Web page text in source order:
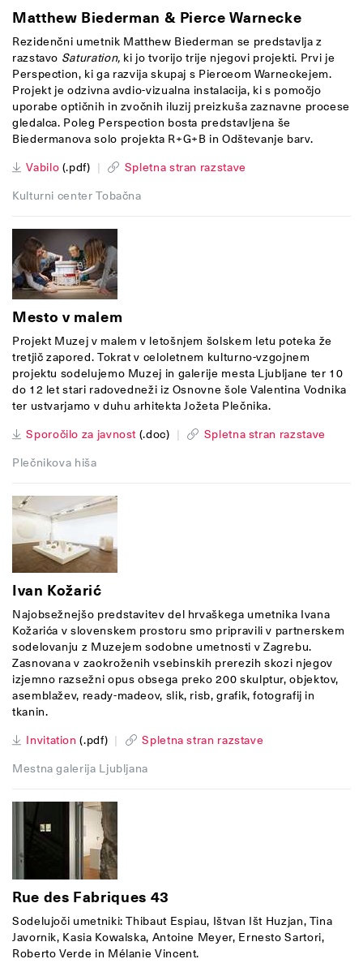
Matthew Biederman & Pierce Warnecke
Rezidenčni umetnik Matthew Biederman se predstavlja z
razstavo Saturation, ki jo tvorijo trije njegovi projekti. Prvi je
Perspection, ki ga razvija skupaj s Pierceom Warneckejem.
Projekt je odzivna avdio-vizualna instalacija, ki s pomočjo
uporabe optičnih in zvočnih iluzij preizkuša zaznavne procese
gledalca. Poleg Perspection bosta predstavljena še
Biedermanova solo projekta R+G+B in Odštevanje barv.
Vabilo (.pdf) |
Spletna stran razstave
Kulturni center Tobačna
Mesto v malem
Projekt Muzej v malem v letošnjem šolskem letu poteka že
tretjič zapored. Tokrat v celoletnem kulturno-vzgojnem
projektu sodelujemo Muzej in galerije mesta Ljubljane ter 10
do 12 let stari radovedneži iz Osnovne šole Valentina Vodnika
ter ustvarjamo v duhu arhitekta Jožeta Plečnika.
Sporočilo za javnost (.doc) |
Spletna stran razstave
Plečnikova hiša
Ivan Kožarić
Najobsežnejšo predstavitev del hrvaškega umetnika Ivana
Kožarića v slovenskem prostoru smo pripravili v partnerskem
sodelovanju z Muzejem sodobne umetnosti v Zagrebu.
Zasnovana v zaokroženih vsebinskih prerezih skozi njegov
izjemno razsežni opus obsega preko 200 skulptur, objektov,
asemblažev, ready-madeov, slik, risb, grafik, fotografij in
tkanin.
Invitation (.pdf) |
Spletna stran razstave
Mestna galerija Ljubljana
Rue des Fabriques 43
Sodelujoči umetniki: Thibaut Espiau, Ištvan Išt Huzjan, Tina
Javornik, Kasia Kowalska, Antoine Meyer, Ernesto Sartori,
Roberto Verde in Mélanie Vincent.